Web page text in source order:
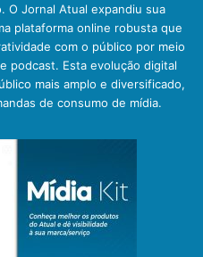
O Jornal Atual expandiu sua
plataforma online robusta que
com o público por meio
podcast. Esta evolução digital
mais amplo e diversificado,
de consumo de mídia.